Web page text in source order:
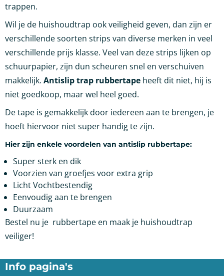
trappen.
Wil je de huishoudtrap ook veiligheid geven, dan zijn er
verschillende soorten strips van diverse merken in veel
verschillende prijs klasse. Veel van deze strips lijken op
schuurpapier, zijn dun scheuren snel en verschuiven
makkelijk. Antislip trap rubbertape heeft dit niet, hij is
niet goedkoop, maar wel heel goed.
De tape is gemakkelijk door iedereen aan te brengen, je
hoeft hiervoor niet super handig te zijn.
Hier zijn enkele voordelen van antislip rubbertape:
Super sterk en dik
Voorzien van groefjes voor extra grip
Licht Vochtbestendig
Eenvoudig aan te brengen
Duurzaam
Bestel nu je rubbertape en maak je huishoudtrap
veiliger!
Info pagina's